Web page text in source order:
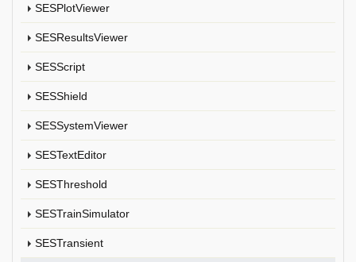
SESPlotViewer
SESResultsViewer
SESScript
SESShield
SESSystemViewer
SESTextEditor
SESThreshold
SESTrainSimulator
SESTransient